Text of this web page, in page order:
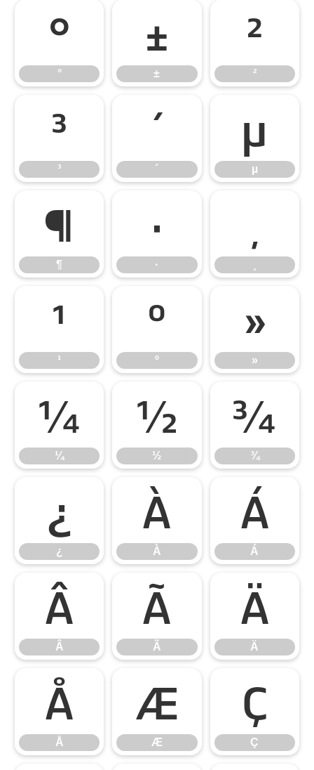
°
°
±
±
²
²
³
³
´
´
µ
µ
¶
¶
·
·
¹
¹
º
º
»
»
¼
¼
½
½
¾
¾
¿
¿
À
À
Á
Á
Â
Â
Ã
Ã
Ä
Ä
Å
Å
Æ
Æ
Ç
Ç